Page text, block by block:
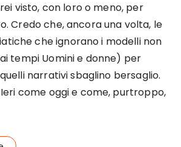
visto, con loro o meno, per
Credo che, ancora una volta, le
che ignorano i modelli non
tempi Uomini e donne) per
narrativi sbaglino bersaglio.
come oggi e come, purtroppo,